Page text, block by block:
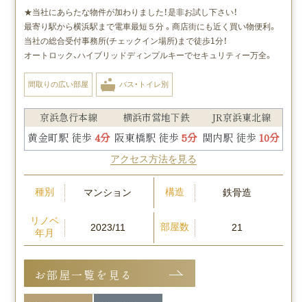
★当社にあらたな物件が加わりました！是非お試し下さい！
最寄り駅から横浜駅まで電車最短５分 。商店街にも近く買い物便利。
当社の総合受付事務所(チェックイン場所)まで徒歩1分！
オートロック、ハイブリッドディンプルキーでセキュリティー万全。
間取りの広い部屋 バス・トイレ別
京浜急行本線
黄金町駅 徒歩 4分
横浜市営地下鉄
阪東橋駅 徒歩5分
JR京浜東北線
関内駅 徒歩 10分
アクセス方法を見る
種別 マンション 構造 鉄骨造
リノベ
年月
2023/11 部屋数 21
お部屋一覧を見る